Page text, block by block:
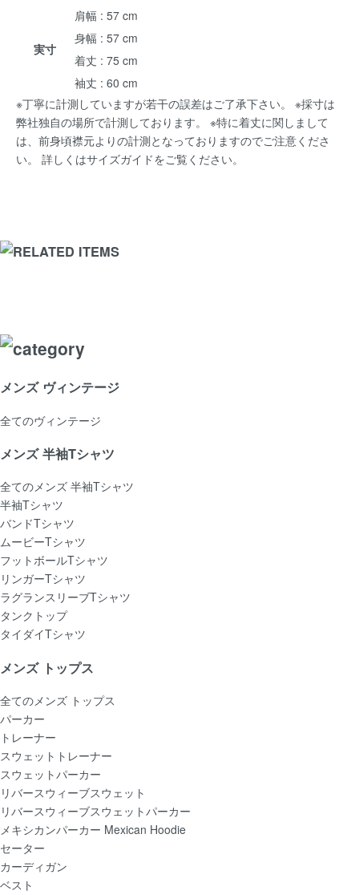
実寸
肩幅 : 57 cm
身幅 : 57 cm
着丈 : 75 cm
袖丈 : 60 cm
※丁寧に計測していますが若干の誤差はご了承下さい。 ※採寸は
弊社独自の場所で計測しております。 ※特に着丈に関しまして
は、前身頃襟元よりの計測となっておりますのでご注意くださ
い。 詳しくはサイズガイドをご覧ください。
メンズ ヴィンテージ
全てのヴィンテージ
メンズ 半袖Tシャツ
全てのメンズ 半袖Tシャツ
半袖Tシャツ
バンドTシャツ
ムービーTシャツ
フットボールTシャツ
リンガーTシャツ
ラグランスリーブTシャツ
タンクトップ
タイダイTシャツ
メンズ トップス
全てのメンズ トップス
パーカー
トレーナー
スウェットトレーナー
スウェットパーカー
リバースウィーブスウェット
リバースウィーブスウェットパーカー
メキシカンパーカー Mexican Hoodie
セーター
カーディガン
ベスト